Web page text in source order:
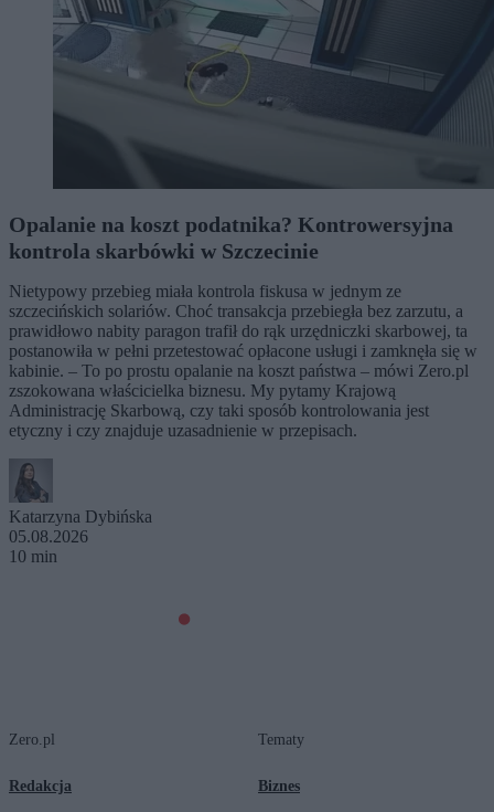
Opalanie na koszt podatnika? Kontrowersyjna
kontrola skarbówki w Szczecinie
Nietypowy przebieg miała kontrola fiskusa w jednym ze
szczecińskich solariów. Choć transakcja przebiegła bez zarzutu, a
prawidłowo nabity paragon trafił do rąk urzędniczki skarbowej, ta
postanowiła w pełni przetestować opłacone usługi i zamknęła się w
kabinie. – To po prostu opalanie na koszt państwa – mówi Zero.pl
zszokowana właścicielka biznesu. My pytamy Krajową
Administrację Skarbową, czy taki sposób kontrolowania jest
etyczny i czy znajduje uzasadnienie w przepisach.
Katarzyna Dybińska
05.08.2026
10 min
Zero.pl
Redakcja
Tematy
Biznes